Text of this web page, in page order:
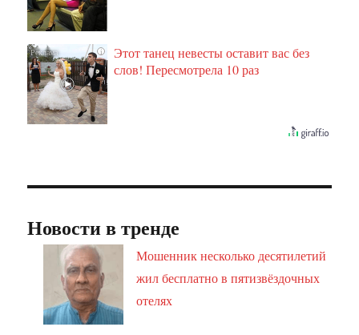
i
Этот танец невесты оставит вас без
слов! Пересмотрела 10 раз
Новости в тренде
Мошенник несколько десятилетий
жил бесплатно в пятизвёздочных
отелях